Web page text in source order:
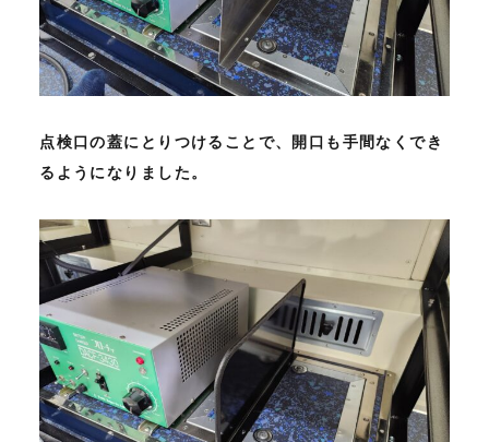
点検口の蓋にとりつけることで、開口も手間なくでき
るようになりました。